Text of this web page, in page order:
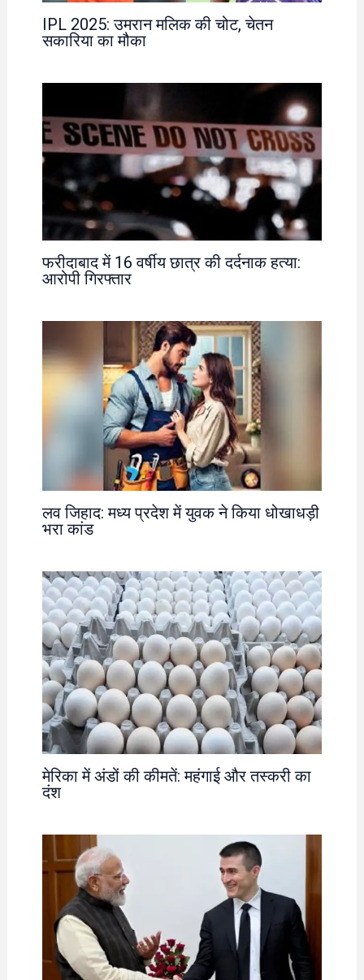
IPL 2025: उमरान मलिक की चोट, चेतन
सकारिया का मौका
फरीदाबाद में 16 वर्षीय छात्र की दर्दनाक हत्या:
आरोपी गिरफ्तार
लव जिहाद: मध्य प्रदेश में युवक ने किया धोखाधड़ी
भरा कांड
मेरिका में अंडों की कीमतें: महंगाई और तस्करी का
दंश